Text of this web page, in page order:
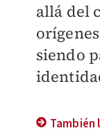
allá del
siendo
También